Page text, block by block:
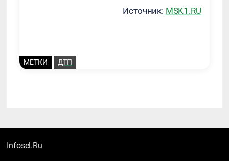
Источник: MSK1.RU
МЕТКИ ДТП
Infosel.Ru